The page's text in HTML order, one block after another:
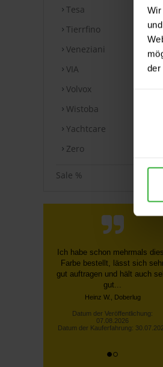
der
Tesa
Tierrfino
Veneziani
VIA
Volvox
Wistoba
Yachtcare
Zero
Sale %
Schnelle, unkomplizierte
Bestellung über die
schnelle Lieferung, gute
Sendungsverfolgung ...
Datum der Veröffentlichung:
07.08.2026
Datum der Kauferfahrung: